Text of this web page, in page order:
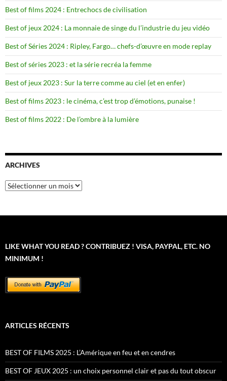
Best of films 2024 : Entrechocs de civilisation
Best of jeux 2024 : La monnaie de singe du l’industrie du jeu vidéo
Best of Séries 2024 : Ripley, Fargo… chefs-d’œuvre en mode replay
Best of séries 2023 : et la série recréa la femme
Best of jeux 2023 : Sur la terre comme au ciel (et en enfer)
Best of films 2023 : le cinéma, c’est trop d’émotions, punaise !
Best of films 2022 : De l’ombre à la lumière
ARCHIVES
Archives
LIKE WHAT YOU READ ? CONTRIBUEZ ! VISA, PAYPAL, ETC. NO
MINIMUM !
ARTICLES RÉCENTS
BEST OF FILMS 2025 : L’Amérique en feu et en cendres
BEST OF JEUX 2025 : un choix personnel clair et pas du tout obscur